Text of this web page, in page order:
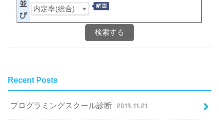
並
び
検索する
Recent Posts
プログラミングスクール診断 2019.11.21